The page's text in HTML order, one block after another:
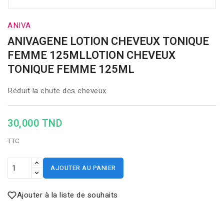
ANIVA
ANIVAGENE LOTION CHEVEUX TONIQUE
FEMME 125MLLOTION CHEVEUX
TONIQUE FEMME 125ML
Réduit la chute des cheveux
30,000 TND
TTC
AJOUTER AU PANIER
Ajouter à la liste de souhaits